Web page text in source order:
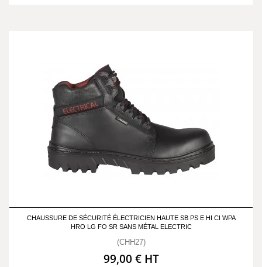
CHAUSSURE DE SÉCURITÉ ÉLECTRICIEN HAUTE SB PS E HI CI WPA
HRO LG FO SR SANS MÉTAL ELECTRIC
(CHH27)
99,00 € HT